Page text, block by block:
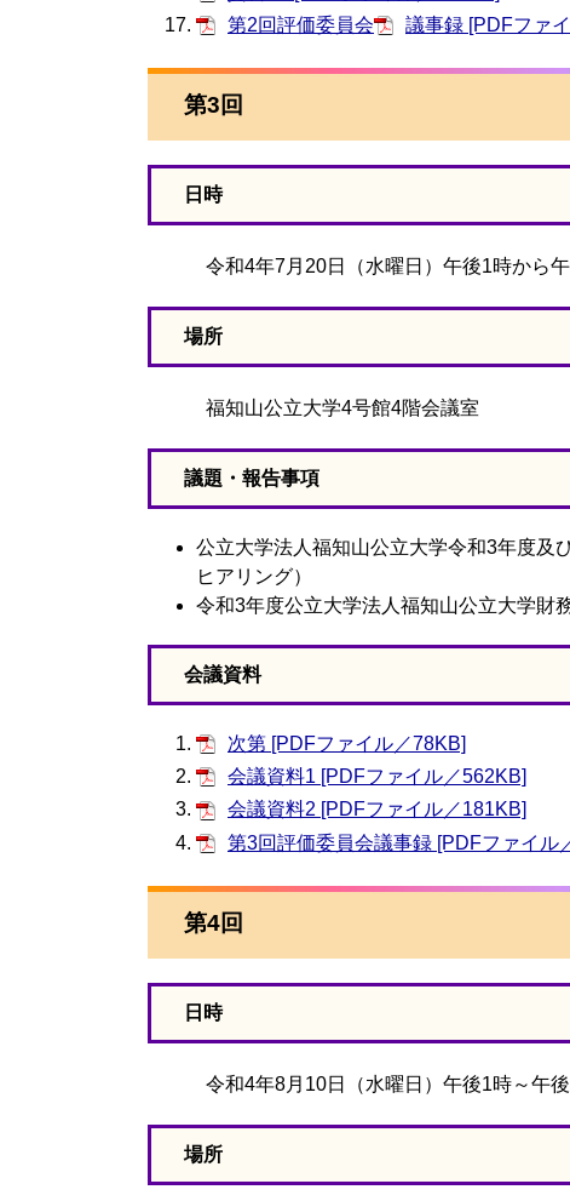
第2回評価委員会
議事録 [PDFファ
第3回
日時
令和4年7月20日（水曜日）午後1時から午
場所
福知山公立大学4号館4階会議室
議題・報告事項
公立大学法人福知山公立大学令和3年度及
ヒアリング）
令和3年度公立大学法人福知山公立大学財
会議資料
次第 [PDFファイル／78KB]
会議資料1 [PDFファイル／562KB]
会議資料2 [PDFファイル／181KB]
第3回評価委員会議事録 [PDFファイル
第4回
日時
令和4年8月10日（水曜日）午後1時～午後
場所